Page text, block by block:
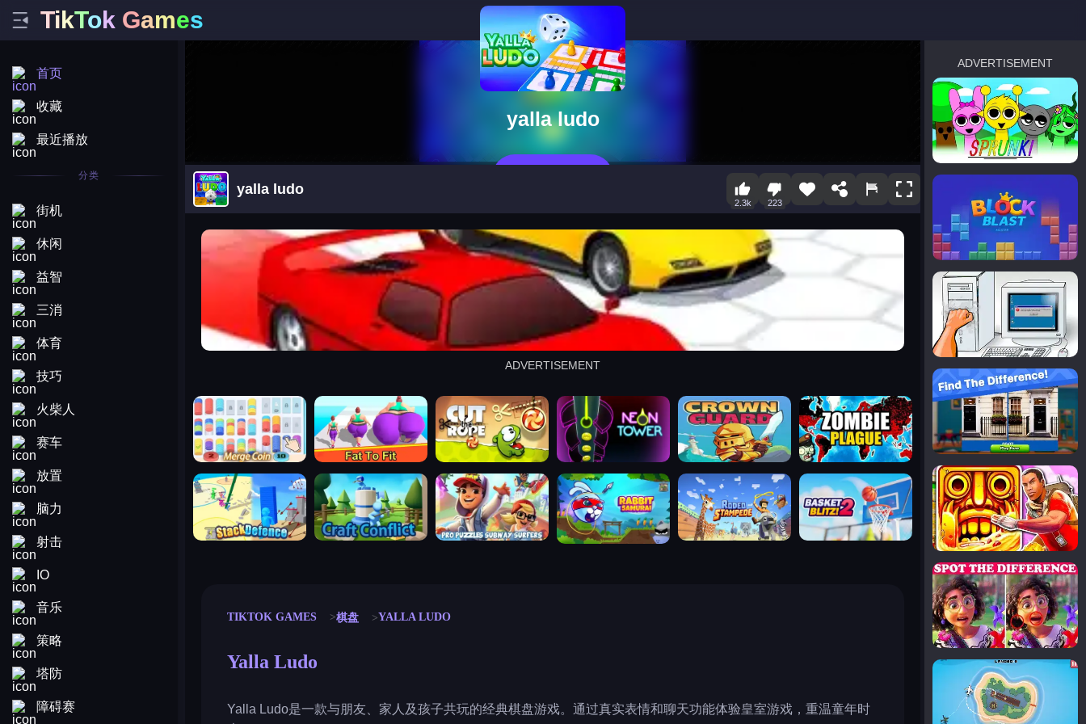
TikTok Games
首页
收藏
最近播放
分类
街机
休闲
益智
三消
体育
技巧
火柴人
赛车
放置
脑力
射击
IO
音乐
策略
塔防
障碍赛
yalla ludo
yalla ludo
2.3k 223
arena king
ADVERTISEMENT
merge coin fat to fit cut the rope neon tower crown guard zombie plague
stack defence craft conflict subway surfers rabbit samurai rodeo stampede basket blitz
TIKTOK GAMES 棋盘 YALLA LUDO
Yalla Ludo
Yalla Ludo是一款与朋友、家人及孩子共玩的经典棋盘游戏。通过真实表情和聊天功能体验皇室游戏，重温童年时
ADVERTISEMENT
sprunki
Blocky Blast!
smash it
notice the difference
temple run 2
spot the differences
silly sky